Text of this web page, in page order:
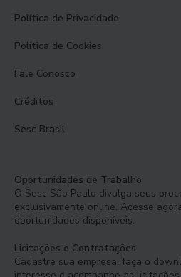
Política de Privacidade
Política de Cookies
Fale Conosco
Créditos
Sesc Brasil
Oportunidades de Trabalho
O Sesc São Paulo divulga seus
exclusivamente online. Acesse
oportunidades disponíveis.
Licitações e Contratações
Cadastre sua empresa, faça o